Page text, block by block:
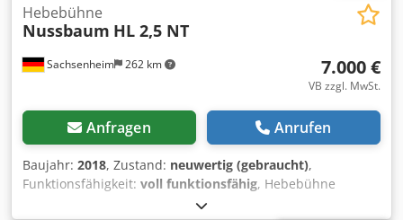
Sachsenheim 262 km
Hebebühne
Nussbaum HL 2,5 NT
7.000 €
VB zzgl. MwSt.
Anfragen Anrufen
Baujahr: 2018, Zustand: neuwertig (gebraucht),
Funktionsfähigkeit: voll funktionsfähig, Hebebühne
Nussbaum Typ 2,5 NT, Nutzlast 5000kg Dcodpfx Aszmt N